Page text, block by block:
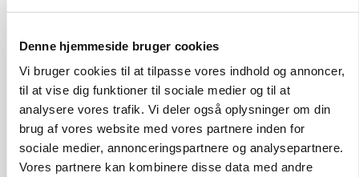
Denne hjemmeside bruger cookies
Vi bruger cookies til at tilpasse vores indhold og annoncer,
til at vise dig funktioner til sociale medier og til at
analysere vores trafik. Vi deler også oplysninger om din
brug af vores website med vores partnere inden for
sociale medier, annonceringspartnere og analysepartnere.
Vores partnere kan kombinere disse data med andre
KVÆG
Snart kan man søge tilskud til naturprojekter
Annonce
Før såmaskinen kører: Her er efterårets største